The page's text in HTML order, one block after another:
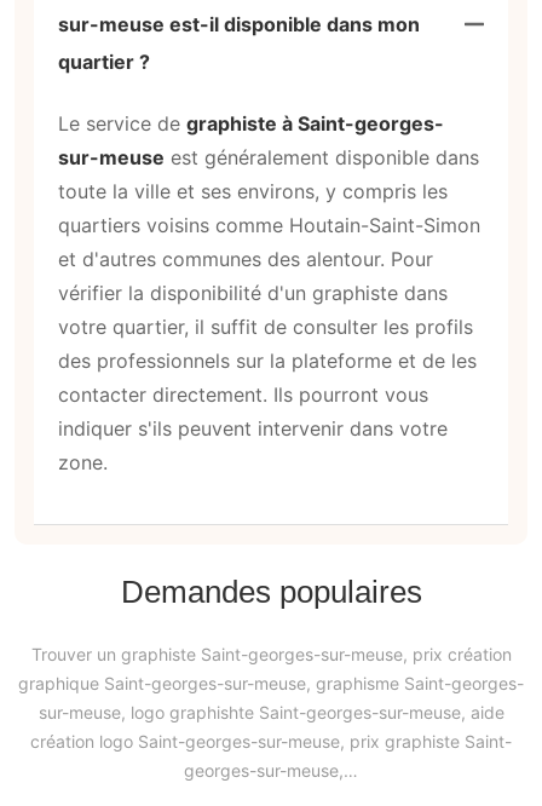
sur-meuse est-il disponible dans mon
quartier ?
Le service de graphiste à Saint-georges-
sur-meuse est généralement disponible dans
toute la ville et ses environs, y compris les
quartiers voisins comme Houtain-Saint-Simon
et d'autres communes des alentour. Pour
vérifier la disponibilité d'un graphiste dans
votre quartier, il suffit de consulter les profils
des professionnels sur la plateforme et de les
contacter directement. Ils pourront vous
indiquer s'ils peuvent intervenir dans votre
zone.
Demandes populaires
Trouver un graphiste Saint-georges-sur-meuse, prix création
graphique Saint-georges-sur-meuse, graphisme Saint-georges-
sur-meuse, logo graphishte Saint-georges-sur-meuse, aide
création logo Saint-georges-sur-meuse, prix graphiste Saint-
georges-sur-meuse,…